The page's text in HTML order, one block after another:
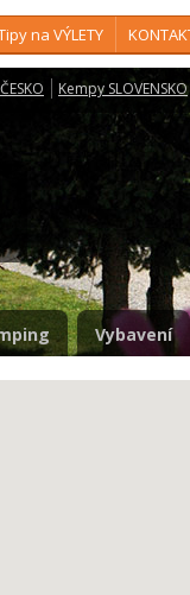
na VÝLETY
Kempy SLOVENSKO
Vybavení